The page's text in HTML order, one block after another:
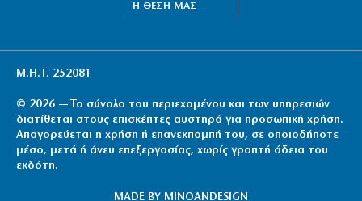
Η ΘΕΣΗ ΜΑΣ
Μ.Η.Τ. 252081
© 2026 — Το σύνολο του περιεχομένου και των υπηρεσιών
διατίθεται στους επισκέπτες αυστηρά για προσωπική χρήση.
Απαγορεύεται η χρήση ή επανεκπομπή του, σε οποιοδήποτε
μέσο, μετά ή άνευ επεξεργασίας, χωρίς γραπτή άδεια του
εκδότη.
MADE BY MINOANDESIGN